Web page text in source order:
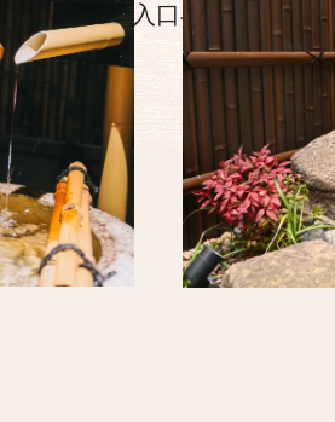
本风格的入口与庭院等
到乐趣。